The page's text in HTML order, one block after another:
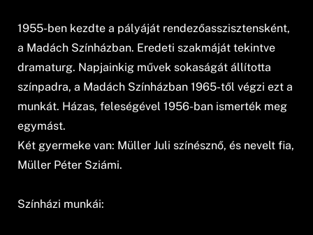
1955-ben kezdte a pályáját rendezőasszisztensként,
a Madách Színházban. Eredeti szakmáját tekintve
dramaturg. Napjainkig művek sokaságát állította
színpadra, a Madách Színházban 1965-től végzi ezt a
munkát. Házas, feleségével 1956-ban ismerték meg
egymást.
Két gyermeke van: Müller Juli színésznő, és nevelt fia,
Müller Péter Sziámi.
Színházi munkái: